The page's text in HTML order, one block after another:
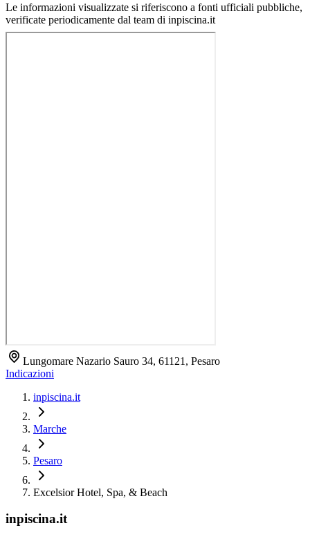
Le informazioni visualizzate si riferiscono a fonti ufficiali pubbliche,
verificate periodicamente dal team di inpiscina.it
Lungomare Nazario Sauro 34, 61121, Pesaro
Indicazioni
inpiscina.it
Marche
Pesaro
Excelsior Hotel, Spa, & Beach
inpiscina.it